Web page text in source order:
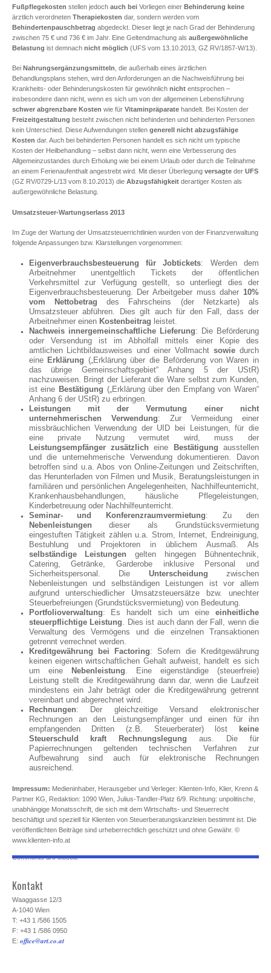
Fußpflegekosten stellen jedoch auch bei Vorliegen einer Behinderung keine
ärztlich verordneten Therapiekosten dar, sondern werden vom
Behindertenpauschbetrag abgedeckt. Dieser liegt je nach Grad der Behinderung
zwischen 75 € und 736 € im Jahr. Eine Geltendmachung als außergewöhnliche
Belastung ist demnach nicht möglich (UFS vom 13.10.2013, GZ RV/1857-W/13).
Bei Nahrungsergänzungsmitteln , die außerhalb eines ärztlichen
Behandlungsplans stehen, wird den Anforderungen an die Nachweisführung bei
Krankheits- oder Behinderungskosten für gewöhnlich nicht entsprochen –
insbesondere dann nicht, wenn es sich um von der allgemeinen Lebensführung
schwer abgrenzbare Kosten wie für Vitaminpräparate handelt. Bei Kosten der
Freizeitgestaltung besteht zwischen nicht behinderten und behinderten Personen
kein Unterschied. Diese Aufwendungen stellen generell
nicht abzugsfähige
Kosten dar. Auch bei behinderten Personen handelt es sich nicht um typische
Kosten der Heilbehandlung – selbst dann nicht, wenn eine Verbesserung des
Allgemeinzustandes durch Erholung wie bei einem Urlaub oder durch die Teilnahme
an einem Ferienaufenthalt angestrebt wird. Mit dieser Überlegung versagte der UFS
(GZ RV/0729-L/13 vom 8.10.2013) die Abzugsfähigkeit derartiger Kosten als
außergewöhnliche Belastung.
Umsatzsteuer-Wartungserlass 2013
Im Zuge der Wartung der Umsatzsteuerrichtlinien wurden von der Finanzverwaltung
folgende Anpassungen bzw. Klarstellungen vorgenommen:
Eigenverbrauchsbesteuerung für Jobtickets: Werden dem
Arbeitnehmer unentgeltlich Tickets der öffentlichen
Verkehrsmittel zur Verfügung gestellt, so unterliegt dies der
Eigenverbrauchsbesteuerung. Der Arbeitgeber muss daher 10%
vom Nettobetrag des Fahrscheins (der Netzkarte) als
Umsatzsteuer abführen. Dies gilt auch für den Fall, dass der
Arbeitnehmer einen Kostenbeitrag leistet.
Nachweis innergemeinschaftliche Lieferung: Die Beförderung
oder Versendung ist im Abholfall mittels einer Kopie des
amtlichen Lichtbildausweises und einer Vollmachtsowie durch
eine Erklärung („Erklärung über die Beförderung von Waren in
das übrige Gemeinschaftsgebiet“ Anhang 5 der UStR)
nachzuweisen. Bringt der Lieferant die Ware selbst zum Kunden,
ist eine Bestätigung („Erklärung über den Empfang von Waren“
Anhang 6 der UStR) zu erbringen.
Leistungen mit der Vermutung einer nicht
unternehmerischen Verwendung: Zur Vermeidung einer
missbräuchlichen Verwendung der UID bei Leistungen, für die
eine private Nutzung vermutet wird, muss der
Leistungsempfänger zusätzlich eine Bestätigung ausstellen
und die unternehmerische Verwendung dokumentieren. Davon
betroffen sind u.a. Abos von Online-Zeitungen und Zeitschriften,
das Herunterladen von Filmen und Musik, Beratungsleistungen in
familiären und persönlichen Angelegenheiten, Nachhilfeunterricht,
Krankenhausbehandlungen, häusliche Pflegeleistungen,
Kinderbetreuung oder Nachhilfeunterricht.
Seminar- und Konferenzraumvermietung: Zu den
Nebenleistungen dieser als Grundstücksvermietung
eingestuften Tätigkeit zählen u.a. Strom, Internet, Endreinigung,
Bestuhlung und Projektoren in üblichem Ausmaß. Als
selbständige Leistungen gelten hingegen Bühnentechnik,
Catering, Getränke, Garderobe inklusive Personal und
Sicherheitspersonal. Die Unterscheidung zwischen
Nebenleistungen und selbständigen Leistungen ist vor allem
aufgrund unterschiedlicher Umsatzsteuersätze bzw. unechter
Steuerbefreiungen (Grundstücksvermietung) von Bedeutung.
Portfolioverwaltung: Es handelt sich um eine einheitliche
steuerpflichtige Leistung . Dies ist auch dann der Fall, wenn die
Verwaltung des Vermögens und die einzelnen Transaktionen
getrennt verrechnet werden.
Kreditgewährung bei Factoring: Sofern die Kreditgewährung
keinen eigenen wirtschaftlichen Gehalt aufweist, handelt es sich
um eine
Nebenleistung . Eine eigenständige (steuerfreie)
Leistung stellt die Kreditgewährung dann dar, wenn die Laufzeit
mindestens ein Jahr beträgt oder die Kreditgewährung getrennt
vereinbart und abgerechnet wird.
Rechnungen: Der gleichzeitige Versand elektronischer
Rechnungen an den Leistungsempfänger und einen für ihn
empfangenden Dritten (z.B. Steuerberater) löst
keine
Steuerschuld kraft Rechnungslegung aus. Die für
Papierrechnungen geltenden technischen Verfahren zur
Aufbewahrung sind auch für elektronische Rechnungen
ausreichend.
Impressum: Medieninhaber, Herausgeber und Verleger: Klienten-Info, Klier, Krenn &
Partner KG, Redaktion: 1090 Wien, Julius-Tandler-Platz 6/9. Richtung: unpolitische,
unabhängige Monatsschrift, die sich mit dem Wirtschafts- und Steuerrecht
beschäftigt und speziell für Klienten von Steuerberatungskanzleien bestimmt ist. Die
veröffentlichten Beiträge sind urheberrechtlich geschützt und ohne Gewähr. ©
www.klienten-info.at
Comments are closed.
Kontakt
Waaggasse 12/3
A-1040 Wien
T: +43 1 /586 1505
F: +43 1 /586 0950
E: office@art.co.at